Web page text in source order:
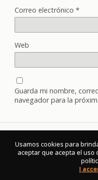
Correo electrónico *
Web
Guarda mi nombre,
navegador para la
Móvil
Usamos cookies para
aceptar que acepta el uso
I